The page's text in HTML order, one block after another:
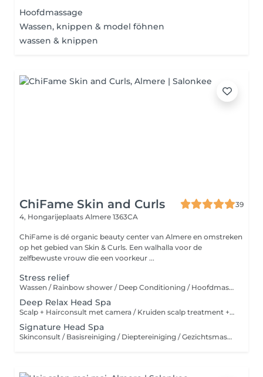
Hoofdmassage
Wassen, knippen & model föhnen
wassen & knippen
ChiFame Skin and Curls
39
4, Hongarijeplaats Almere 1363CA
ChiFame is dé organic beauty center van Almere en omstreken
op het gebied van Skin & Curls. Een walhalla voor de
zelfbewuste vrouw die een voorkeur ...
Stress relief
Wassen / Rainbow shower / Deep Conditioning / Hoofdmassage + Edelstenen
Deep Relax Head Spa
Scalp + Hairconsult met camera / Kruiden scalp treatment + Spa Mist / Wassen / Rainbow shower / Deep conditioning / Hoofd, Schouder + Nek massage + Edelstenen
Signature Head Spa
Skinconsult / Basisreiniging / Dieptereiniging / Gezichtsmassage / Dag of nachtverzorging Scalp + Hairconsult met camera / Kruiden scalp treatment + Spa Mist / Wassen / Rainbow shower / Deep conditioning / Hoofd, Schouder + Nek massage + Edelstenen